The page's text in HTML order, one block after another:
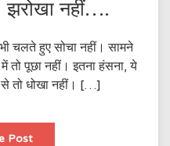
झरोखा नहीं….
चलते हुए सोचा नहीं। सामने
पूछा नहीं। इतना हंसना, ये
से तो धोखा नहीं। […]
Postकोई